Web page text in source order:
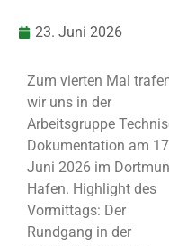
23. Juni 2026
Zum vierten Mal
wir uns in der
Arbeitsgruppe
Dokumentation am
Juni 2026 im
Hafen. Highlight des
Vormittags: Der
Rundgang in der